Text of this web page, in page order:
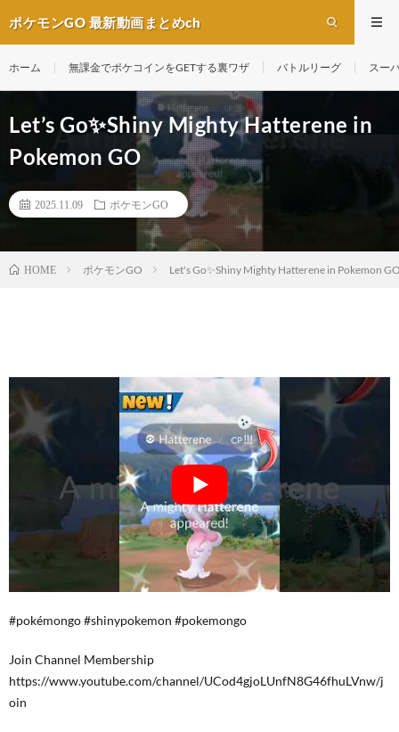
ポケモンGO 最新動画まとめch
ホーム 無課金でポケコインをGETする裏ワザ バトルリーグ スー
Let’s Go✨️Shiny Mighty Hatterene in
Pokemon GO
2025.11.09 ポケモンGO
HOME ポケモンGO Let's Go✨️Shiny Mighty Hatterene in Pokemon
#pokémongo #shinypokemon #pokemongo
Join Channel Membership
https://www.youtube.com/channel/UCod4gjoLUnfN8G46fhuLVnw/j
oin